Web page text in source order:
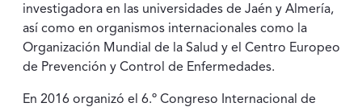
investigadora en las universidades de Jaén y Almería,
así como en organismos internacionales como la
Organización Mundial de la Salud y el Centro Europeo
de Prevención y Control de Enfermedades.
En 2016 organizó el 6.º Congreso Internacional de